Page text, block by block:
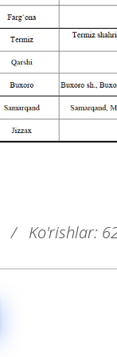
/ Ko'rishlar: